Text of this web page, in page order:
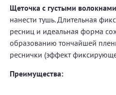
Щеточка с густыми волокнами
нанести тушь. Длительная
ресниц и идеальная форма
образованию тончайшей
реснички (эффект
Преимущества: